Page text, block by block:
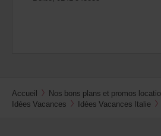
Accueil
Nos bons plans et promos
Idées Vacances
Idées Vacances Italie